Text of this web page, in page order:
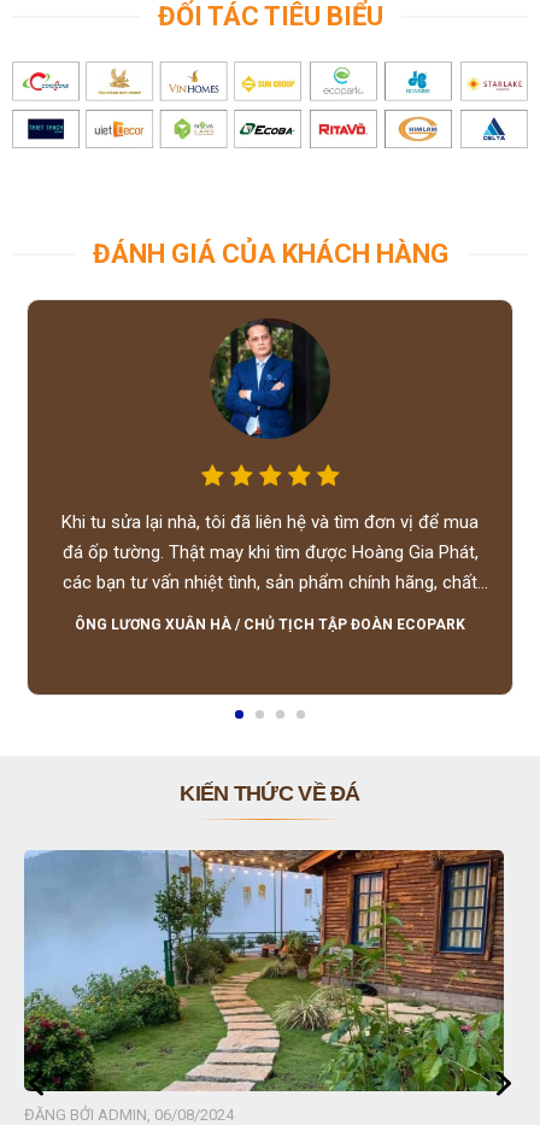
ĐỐI TÁC TIÊU BIỂU
ĐÁNH GIÁ CỦA KHÁCH HÀNG
Khi tu sửa lại nhà, tôi đã liên hệ và tìm đơn vị để mua
đá ốp tường. Thật may khi tìm được Hoàng Gia Phát,
các bạn tư vấn nhiệt tình, sản phẩm chính hãng, chất
lượng tốt, giá hợp lý, hỗ trợ tận tình.
ÔNG LƯƠNG XUÂN HÀ / CHỦ TỊCH TẬP ĐOÀN ECOPARK
KIẾN THỨC VỀ ĐÁ
ĐĂNG BỞI ADMIN, 06/08/2024